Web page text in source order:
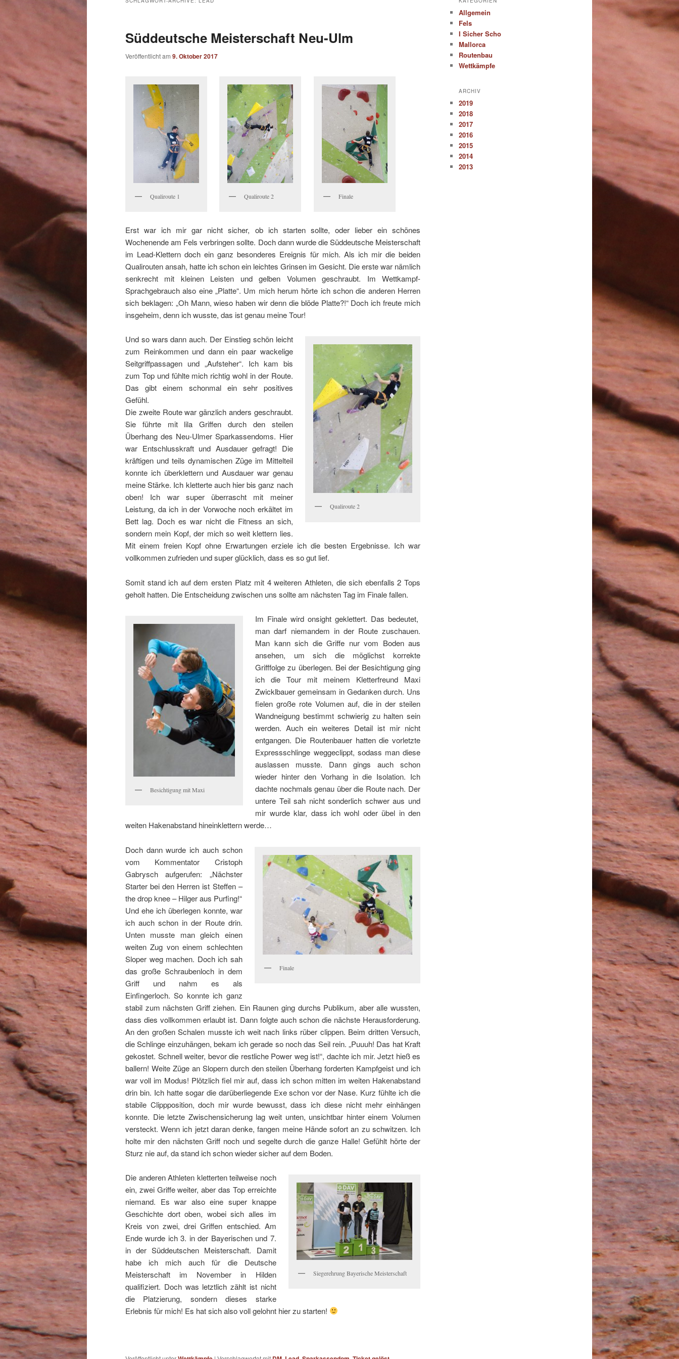
Süddeutsche Meisterschaft Neu-Ulm
Veröffentlicht am 9. Oktober 2017
Qualiroute 1 Qualiroute 2 Finale
Erst war ich mir gar nicht sicher, ob ich starten sollte, oder lieber ein schönes
Wochenende am Fels verbringen sollte. Doch dann wurde die Süddeutsche Meisterschaft
im Lead-Klettern doch ein ganz besonderes Ereignis für mich. Als ich mir die beiden
Qualirouten ansah, hatte ich schon ein leichtes Grinsen im Gesicht. Die erste war nämlich
senkrecht mit kleinen Leisten und gelben Volumen geschraubt. Im Wettkampf-
Sprachgebrauch also eine „Platte“. Um mich herum hörte ich schon die anderen Herren
sich beklagen: „Oh Mann, wieso haben wir denn die blöde Platte?!“ Doch ich freute mich
insgeheim, denn ich wusste, das ist genau meine Tour!
Qualiroute 2
Und so wars dann auch. Der Einstieg schön leicht
zum Reinkommen und dann ein paar wackelige
Seitgriffpassagen und „Aufsteher“. Ich kam bis
zum Top und fühlte mich richtig wohl in der Route.
Das gibt einem schonmal ein sehr positives
Gefühl.
Die zweite Route war gänzlich anders geschraubt.
Sie führte mit lila Griffen durch den steilen
Überhang des Neu-Ulmer Sparkassendoms. Hier
war Entschlusskraft und Ausdauer gefragt! Die
kräftigen und teils dynamischen Züge im Mittelteil
konnte ich überklettern und Ausdauer war genau
meine Stärke. Ich kletterte auch hier bis ganz nach
oben! Ich war super überrascht mit meiner
Leistung, da ich in der Vorwoche noch erkältet im
Bett lag. Doch es war nicht die Fitness an sich,
sondern mein Kopf, der mich so weit klettern lies.
Mit einem freien Kopf ohne Erwartungen erziele ich die besten Ergebnisse. Ich war
vollkommen zufrieden und super glücklich, dass es so gut lief.
Somit stand ich auf dem ersten Platz mit 4 weiteren Athleten, die sich ebenfalls 2 Tops
geholt hatten. Die Entscheidung zwischen uns sollte am nächsten Tag im Finale fallen.
Besichtigung mit Maxi
Im Finale wird onsight geklettert. Das bedeutet,
man darf niemandem in der Route zuschauen.
Man kann sich die Griffe nur vom Boden aus
ansehen, um sich die möglichst korrekte
Grifffolge zu überlegen. Bei der Besichtigung ging
ich die Tour mit meinem Kletterfreund Maxi
Zwicklbauer gemeinsam in Gedanken durch. Uns
fielen große rote Volumen auf, die in der steilen
Wandneigung bestimmt schwierig zu halten sein
werden. Auch ein weiteres Detail ist mir nicht
entgangen. Die Routenbauer hatten die vorletzte
Expressschlinge weggeclippt, sodass man diese
auslassen musste. Dann gings auch schon
wieder hinter den Vorhang in die Isolation. Ich
dachte nochmals genau über die Route nach. Der
untere Teil sah nicht sonderlich schwer aus und
mir wurde klar, dass ich wohl oder übel in den
weiten Hakenabstand hineinklettern werde…
Finale
Doch dann wurde ich auch schon
vom Kommentator Cristoph
Gabrysch aufgerufen: „Nächster
Starter bei den Herren ist Steffen –
the drop knee – Hilger aus Purfing!“
Und ehe ich überlegen konnte, war
ich auch schon in der Route drin.
Unten musste man gleich einen
weiten Zug von einem schlechten
Sloper weg machen. Doch ich sah
das große Schraubenloch in dem
Griff und nahm es als
Einfingerloch. So konnte ich ganz
stabil zum nächsten Griff ziehen. Ein Raunen ging durchs Publikum, aber alle wussten,
dass dies vollkommen erlaubt ist. Dann folgte auch schon die nächste Herausforderung.
An den großen Schalen musste ich weit nach links rüber clippen. Beim dritten Versuch,
die Schlinge einzuhängen, bekam ich gerade so noch das Seil rein. „Puuuh! Das hat Kraft
gekostet. Schnell weiter, bevor die restliche Power weg ist!“, dachte ich mir. Jetzt hieß es
ballern! Weite Züge an Slopern durch den steilen Überhang forderten Kampfgeist und ich
war voll im Modus! Plötzlich fiel mir auf, dass ich schon mitten im weiten Hakenabstand
drin bin. Ich hatte sogar die darüberliegende Exe schon vor der Nase. Kurz fühlte ich die
stabile Clippposition, doch mir wurde bewusst, dass ich diese nicht mehr einhängen
konnte. Die letzte Zwischensicherung lag weit unten, unsichtbar hinter einem Volumen
versteckt. Wenn ich jetzt daran denke, fangen meine Hände sofort an zu schwitzen. Ich
holte mir den nächsten Griff noch und segelte durch die ganze Halle! Gefühlt hörte der
Sturz nie auf, da stand ich schon wieder sicher auf dem Boden.
Siegerehrung Bayerische Meisterschaft
Die anderen Athleten kletterten teilweise noch
ein, zwei Griffe weiter, aber das Top erreichte
niemand. Es war also eine super knappe
Geschichte dort oben, wobei sich alles im
Kreis von zwei, drei Griffen entschied. Am
Ende wurde ich 3. in der Bayerischen und 7.
in der Süddeutschen Meisterschaft. Damit
habe ich mich auch für die Deutsche
Meisterschaft im November in Hilden
qualifiziert. Doch was letztlich zählt ist nicht
die Platzierung, sondern dieses starke
Erlebnis für mich! Es hat sich also voll gelohnt hier zu starten!
Allgemein
Fels
I Sicher Scho
Mallorca
Routenbau
Wettkämpfe
ARCHIV
2019
2018
2017
2016
2015
2014
2013